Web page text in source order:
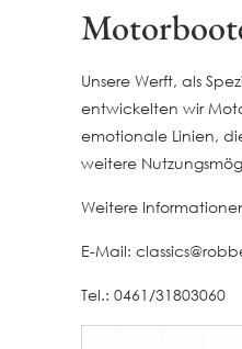
Unsere Werft, als
entwickelten wir
emotionale Linien,
weitere
Weitere
E-Mail:
Tel.: 0461/31803060